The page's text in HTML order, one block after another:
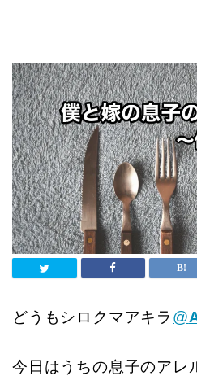
どうもシロクマアキラ @
今日はうちの息子のアレ